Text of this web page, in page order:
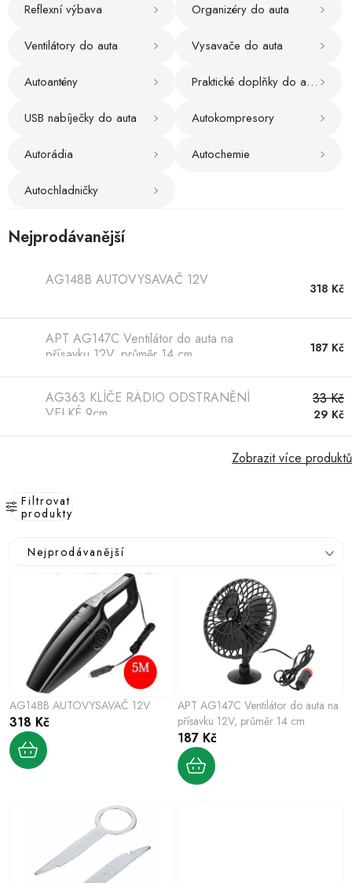
Dětské zboží a hračky
Novinky
Vrácení a reklamace
Podmínky ochrany osobních údajů
Zásady používání cookies
Reflexní výbava Organizéry do auta
Ventilátory do auta Vysavače do auta
Autoantény Praktické doplňky do auta
USB nabíječky do auta Autokompresory
Autorádia Autochemie
Autochladničky
Nejprodávanější
AG148B AUTOVYSAVAČ 12V 318 Kč
APT AG147C Ventilátor do auta na
přísavku 12V, průměr 14 cm
187 Kč
AG363 KLÍČE RÁDIO ODSTRANĚNÍ
VELKÉ 9cm
33 Kč
29 Kč
Zobrazit více produktů
Filtrovat
produkty
d
u
k
r
o
d
u
Nejprodávanější
AG148B AUTOVYSAVAČ 12V
318 Kč
APT AG147C Ventilátor do auta na
přísavku 12V, průměr 14 cm
187 Kč